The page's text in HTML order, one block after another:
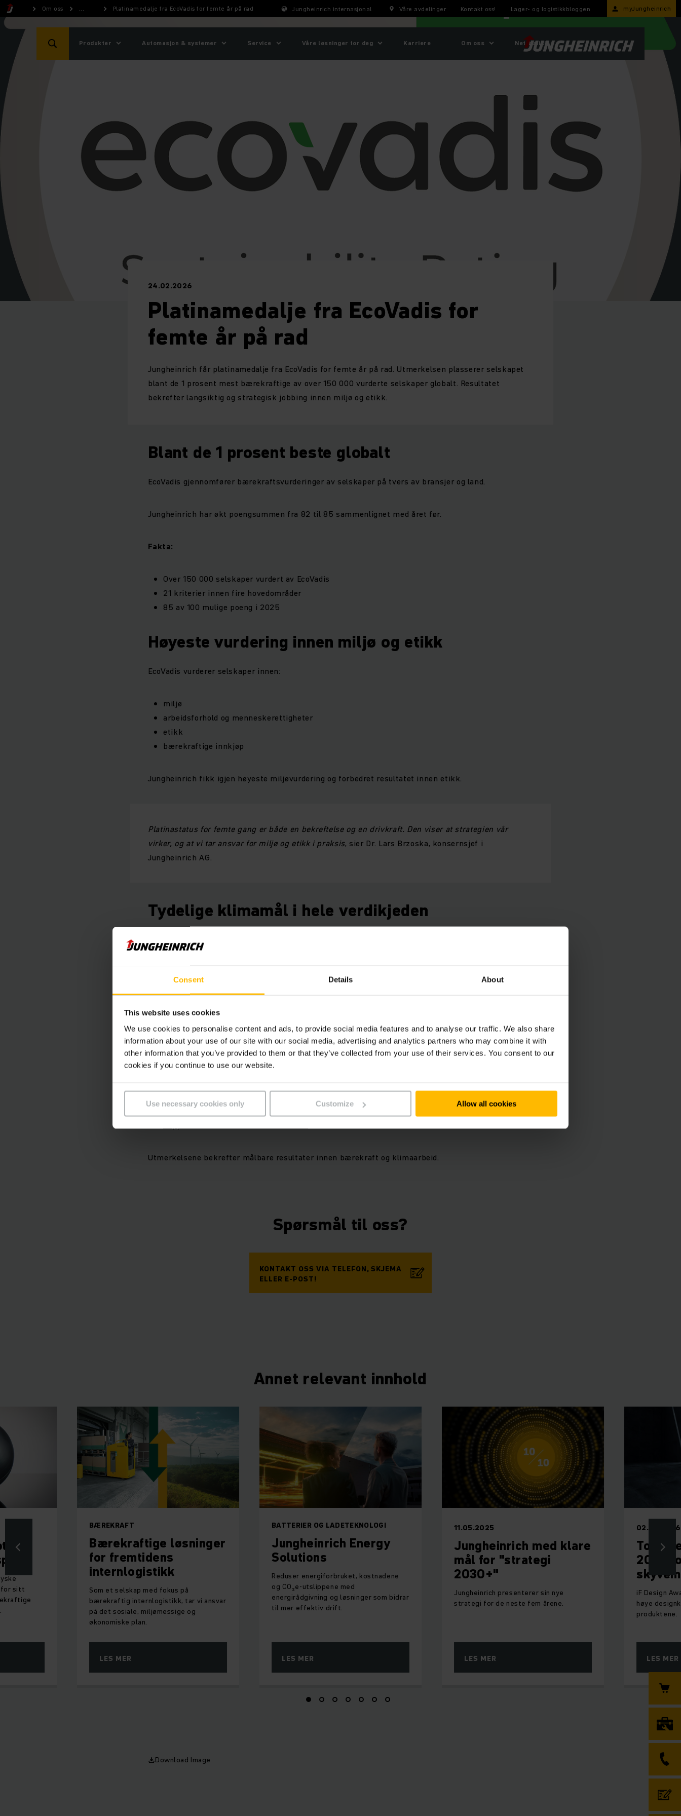
Consent Details About
This website uses cookies
We use cookies to personalise content and ads, to provide social media features and to analyse our traffic. We also share
information about your use of our site with our social media, advertising and analytics partners who may combine it with
other information that you’ve provided to them or that they’ve collected from your use of their services. You consent to our
cookies if you continue to use our website.
Use necessary cookies only Customize Allow all cookies
Om oss ... Platinamedalje fra EcoVadis for femte år på rad Jungheinrich internasjonal Våre avdelinger Kontakt oss! Lager- og logistikkbloggen myJungheinrich
Produkter Automasjon & systemer Service Våre løsninger for deg Karriere Om oss Nettbutikk
24.02.2026
Platinamedalje fra EcoVadis for
femte år på rad
Jungheinrich får platinamedalje fra EcoVadis for femte år på rad. Utmerkelsen plasserer selskapet
blant de 1 prosent mest bærekraftige av over 150 000 vurderte selskaper globalt. Resultatet
bekrefter langsiktig og strategisk jobbing innen miljø og etikk.
Blant de 1 prosent beste globalt
EcoVadis gjennomfører bærekraftsvurderinger av selskaper på tvers av bransjer og land.
Jungheinrich har økt poengsummen fra 82 til 85 sammenlignet med året før.
Fakta:
Over 150 000 selskaper vurdert av EcoVadis
21 kriterier innen fire hovedområder
85 av 100 mulige poeng i 2025
Høyeste vurdering innen miljø og etikk
EcoVadis vurderer selskaper innen:
miljø
arbeidsforhold og menneskerettigheter
etikk
bærekraftige innkjøp
Jungheinrich fikk igjen høyeste miljøvurdering og forbedret resultatet innen etikk.
Platinastatus for femte gang er både en bekreftelse og en drivkraft. Den viser at strategien vår
virker, og at vi tar ansvar for miljø og etikk i praksis, sier Dr. Lars Brzoska, konsernsjef i
Jungheinrich AG.
Tydelige klimamål i hele verdikjeden
nullutslipp innen 2050. Målet omfatter hele verdikjeden, fra egen drift til leverandører og bruk av
produkter.
annet kundene innsikt i produktenes klimaavtrykk gjennom produktspesifikke CO₂-beregninger.
Flere internasjonale utmerkelser
Tysk bærekraftspris
Utmerkelsene bekrefter målbare resultater innen bærekraft og klimaarbeid.
Spørsmål til oss?
KONTAKT OSS VIA TELEFON, SKJEMA
ELLER E-POST!
Annet relevant innhold
BATTERIER OG LADETEKNOLOGI
Jungheinrich Energy
Solutions
Reduser energiforbruket, kostnadene
og CO₂e-utslippene med
energirådgivning og løsninger som bidrar
til mer effektiv drift.
LES MER
11.05.2025
Jungheinrich med klare
mål for "strategi
2030+"
Jungheinrich presenterer sin nye
strategi for de neste fem årene.
LES MER
02.03.2026
To iF
2026
iF Design
høye
produktene.
LES MER
sitt
BÆREKRAFT
Bærekraftige løsninger
for fremtidens
internlogistikk
Som et selskap med fokus på
bærekraftig internlogistikk, tar vi ansvar
på det sosiale, miljømessige og
økonomiske plan.
LES MER
Download Image